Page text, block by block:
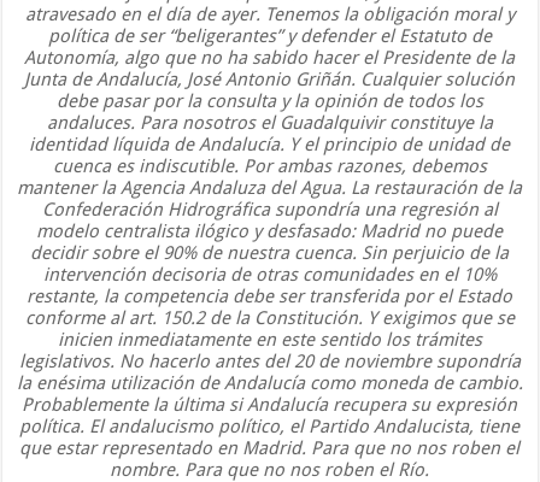
atravesado en el día de ayer. Tenemos la obligación moral y
política de ser “beligerantes” y defender el Estatuto de
Autonomía, algo que no ha sabido hacer el Presidente de la
Junta de Andalucía, José Antonio Griñán. Cualquier solución
debe pasar por la consulta y la opinión de todos los
andaluces. Para nosotros el Guadalquivir constituye la
identidad líquida de Andalucía. Y el principio de unidad de
cuenca es indiscutible. Por ambas razones, debemos
mantener la Agencia Andaluza del Agua. La restauración de la
Confederación Hidrográfica supondría una regresión al
modelo centralista ilógico y desfasado: Madrid no puede
decidir sobre el 90% de nuestra cuenca. Sin perjuicio de la
intervención decisoria de otras comunidades en el 10%
restante, la competencia debe ser transferida por el Estado
conforme al art. 150.2 de la Constitución. Y exigimos que se
inicien inmediatamente en este sentido los trámites
legislativos. No hacerlo antes del 20 de noviembre supondría
la enésima utilización de Andalucía como moneda de cambio.
Probablemente la última si Andalucía recupera su expresión
política. El andalucismo político, el Partido Andalucista, tiene
que estar representado en Madrid. Para que no nos roben el
nombre. Para que no nos roben el Río.